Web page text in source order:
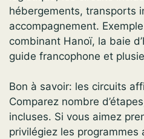
hébergements, transports
accompagnement.
combinant Hanoï, la baie
guide francophone et
Bon à savoir: les circuits
Comparez nombre
incluses. Si vous aimez
privilégiez les programmes